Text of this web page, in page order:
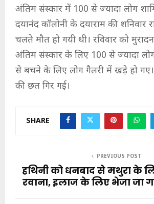
अंतिम संस्कार में 100 से ज्यादा लोग
दयानंद कॉलोनी के दयाराम की शनिवार
चलते मौत हो गयी थी। रविवार को
अंतिम संस्कार के लिए 100 से ज्यादा
से बचने के लिए लोग गैलरी में खड़े हो
की छत गिर गई।
SHARE
PREVIOUS POST
हथिनी को धनबाद से मथुरा के
रवाना, इलाज के लिए भेजा जा